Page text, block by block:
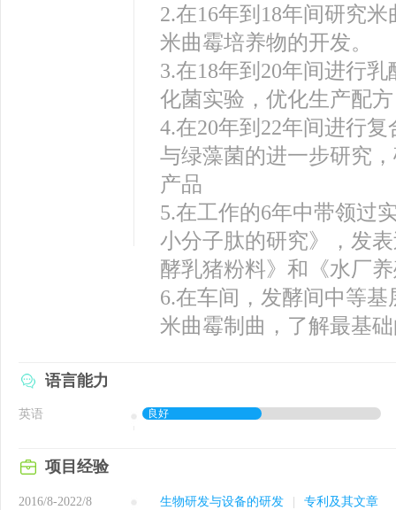
2.在16年到18年间研究
米曲霉培养物的开发。
3.在18年到20年间进行
化菌实验，优化生产配
4.在20年到22年间进行
与绿藻菌的进一步研究
产品
5.在工作的6年中带领过
小分子肽的研究》，发
酵乳猪粉料》和《水厂
6.在车间，发酵间中等
米曲霉制曲，了解最基
语言能力
英语 良好
项目经验
2016/8-2022/8 生物研发与设备的研发 专利及其文章